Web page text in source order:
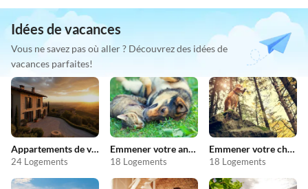
Idées de vacances
Vous ne savez pas où aller ? Découvrez des idées de
vacances parfaites!
Appartements de vacances pas chers
24 Logements
Emmener votre animal en vacances
18 Logements
Emmener votre chien en vacances
18 Logements